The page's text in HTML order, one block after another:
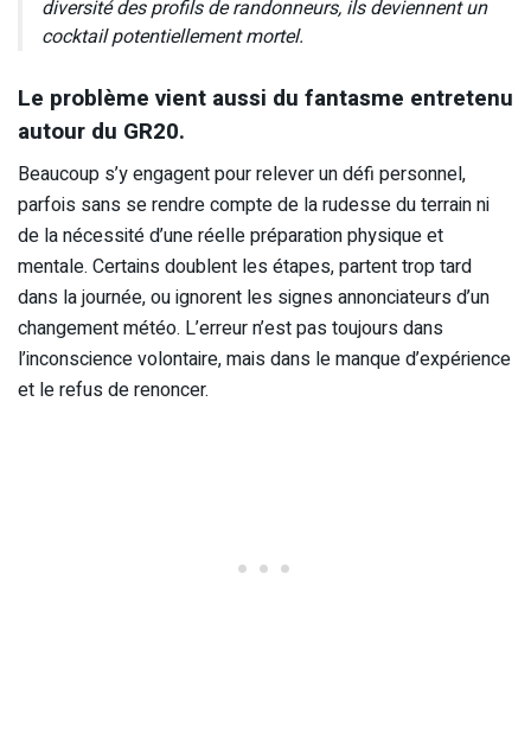
diversité des profils de randonneurs, ils deviennent un
cocktail potentiellement mortel.
Le problème vient aussi du fantasme entretenu
autour du GR20.
Beaucoup s’y engagent pour relever un défi personnel,
parfois sans se rendre compte de la rudesse du terrain ni
de la nécessité d’une réelle préparation physique et
mentale. Certains doublent les étapes, partent trop tard
dans la journée, ou ignorent les signes annonciateurs d’un
changement météo. L’erreur n’est pas toujours dans
l’inconscience volontaire, mais dans le manque d’expérience
et le refus de renoncer.